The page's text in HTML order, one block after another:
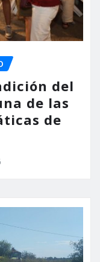
del
de las
de